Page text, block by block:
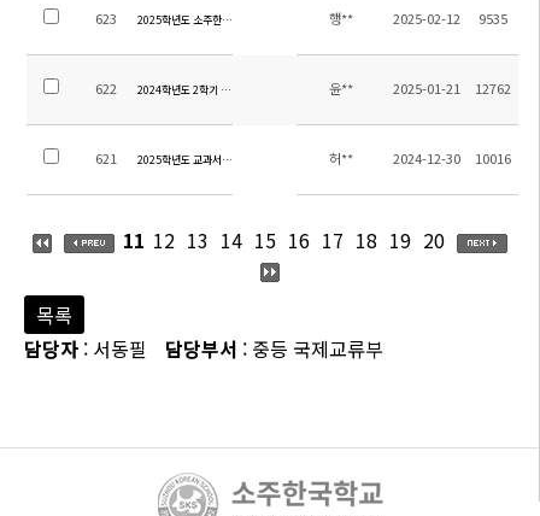
623 2025학년도 소주한국학교 보안용역 업체 선정 입찰공고
행** 2025-02-12 9535
622 2024학년도 2학기 초등 방과후학교 교육활동비 집행내역 보고
윤** 2025-01-21 12762
621 2025학년도 교과서 목록 허** 2024-12-30 10016
11 12 13 14 15 16 17 18 19 20
목록
담당자 : 서동필 담당부서 : 중등 국제교류부